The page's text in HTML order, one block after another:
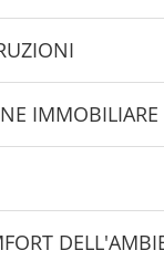
IMMOBILIARE